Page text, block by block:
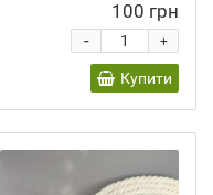
100 грн
+
-
Купити